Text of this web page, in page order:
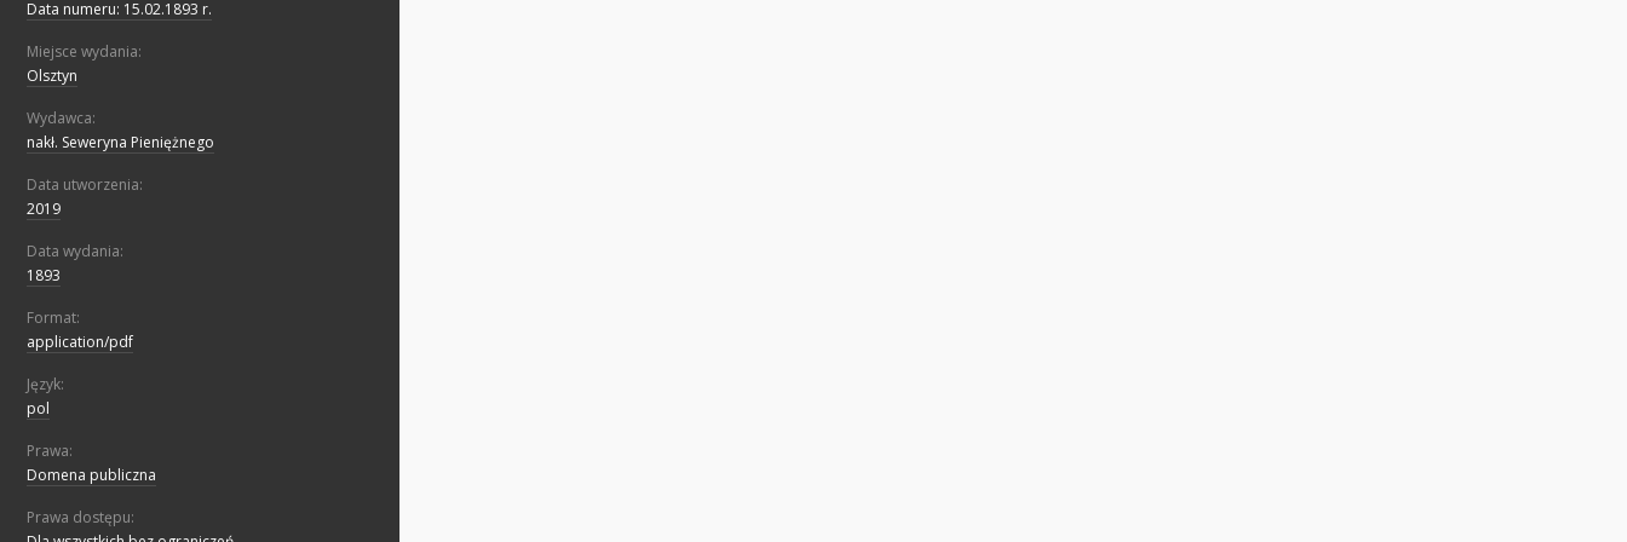
Data numeru: 15.02.1893 r.
Miejsce wydania:
Olsztyn
Wydawca:
nakł. Seweryna Pieniężnego
Data utworzenia:
2019
Data wydania:
1893
Format:
application/pdf
Język:
pol
Prawa:
Domena publiczna
Prawa dostępu: